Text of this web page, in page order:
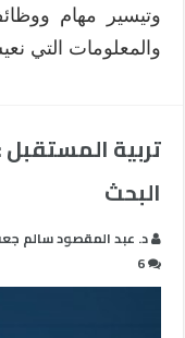
وتيسير مهام
والمعلومات التي
تربية
البحث
د. عبد المقصود سالم
6